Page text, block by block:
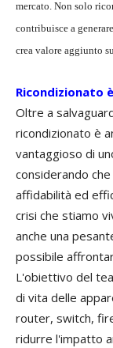
mercato. Non solo
contribuisce a
crea valore aggiunto
Ricondizionato
Oltre a
ricondizionato è
vantaggioso di
considerando
affidabilità ed
crisi che stiamo
anche una
possibile
L'obiettivo del
di vita delle
router, switch,
ridurre l'impatto